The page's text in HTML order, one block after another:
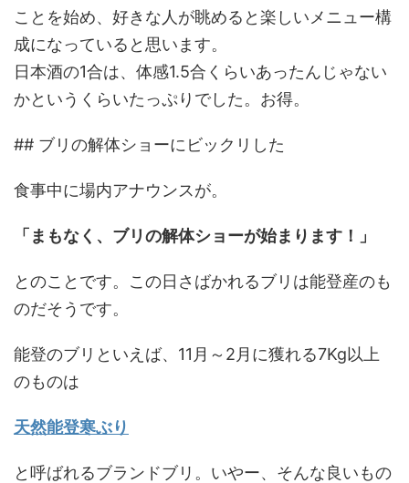
ことを始め、好きな人が眺めると楽しいメニュー構
成になっていると思います。
日本酒の1合は、体感1.5合くらいあったんじゃない
かというくらいたっぷりでした。お得。
## ブリの解体ショーにビックリした
食事中に場内アナウンスが。
「まもなく、ブリの解体ショーが始まります！」
とのことです。この日さばかれるブリは能登産のも
のだそうです。
能登のブリといえば、11月～2月に獲れる7Kg以上
のものは
天然能登寒ぶり
と呼ばれるブランドブリ。いやー、そんな良いもの